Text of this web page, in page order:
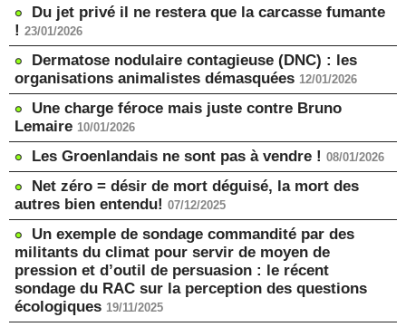
Du jet privé il ne restera que la carcasse fumante
! 23/01/2026
Dermatose nodulaire contagieuse (DNC) : les
organisations animalistes démasquées 12/01/2026
Une charge féroce mais juste contre Bruno
Lemaire 10/01/2026
Les Groenlandais ne sont pas à vendre ! 08/01/2026
Net zéro = désir de mort déguisé, la mort des
autres bien entendu! 07/12/2025
Un exemple de sondage commandité par des
militants du climat pour servir de moyen de
pression et d’outil de persuasion : le récent
sondage du RAC sur la perception des questions
écologiques 19/11/2025